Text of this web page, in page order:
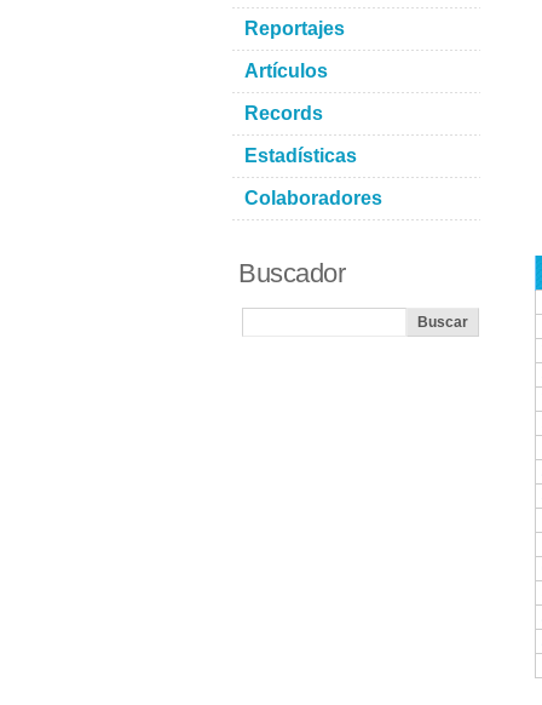
Reportajes
Artículos
Records
Estadísticas
Colaboradores
Buscador